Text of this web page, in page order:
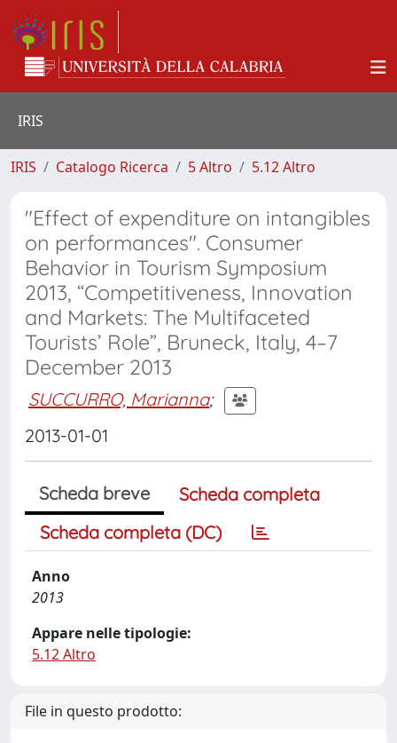
IRIS
IRIS Catalogo Ricerca 5 Altro 5.12 Altro
"Effect of expenditure on intangibles
on performances". Consumer
Behavior in Tourism Symposium
2013, “Competitiveness, Innovation
and Markets: The Multifaceted
Tourists’ Role”, Bruneck, Italy, 4–7
December 2013
SUCCURRO, Marianna;
2013-01-01
Scheda breve
Scheda completa
Scheda completa (DC)
Anno
2013
Appare nelle tipologie:
5.12 Altro
File in questo prodotto: